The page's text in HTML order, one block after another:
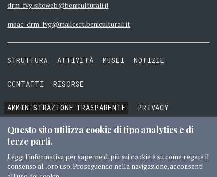
drm-fvg.sitoweb@beniculturali.it
mbac-drm-fvg@mailcert.beniculturali.it
STRUTTURA ATTIVITÀ MUSEI NOTIZIE
CONTATTI RISORSE
AMMINISTRAZIONE TRASPARENTE
PRIVACY
COOKIE
TERMINI E CONDIZIONI
© 2016 MIBACT TUTTI I DIRITTI RISERVATI CREDITI
Questo sito utilizza cookie di tipo analytics e di
terze parti.
Leggi l'informativa per saperne di più sui cookie e su come negare il
consenso al loro uso. Proseguendo nella navigazione, acconsenti